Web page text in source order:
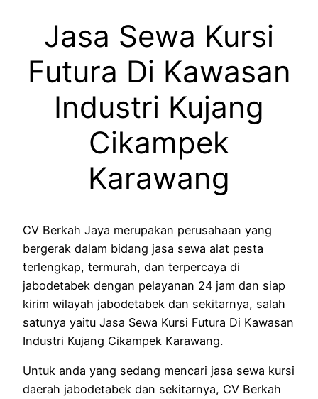
Jasa Sewa Kursi
Futura Di Kawasan
Industri Kujang
Cikampek
Karawang
CV Berkah Jaya merupakan perusahaan yang
bergerak dalam bidang jasa sewa alat pesta
terlengkap, termurah, dan terpercaya di
jabodetabek dengan pelayanan 24 jam dan siap
kirim wilayah jabodetabek dan sekitarnya, salah
satunya yaitu Jasa Sewa Kursi Futura Di Kawasan
Industri Kujang Cikampek Karawang.
Untuk anda yang sedang mencari jasa sewa kursi
daerah jabodetabek dan sekitarnya, CV Berkah